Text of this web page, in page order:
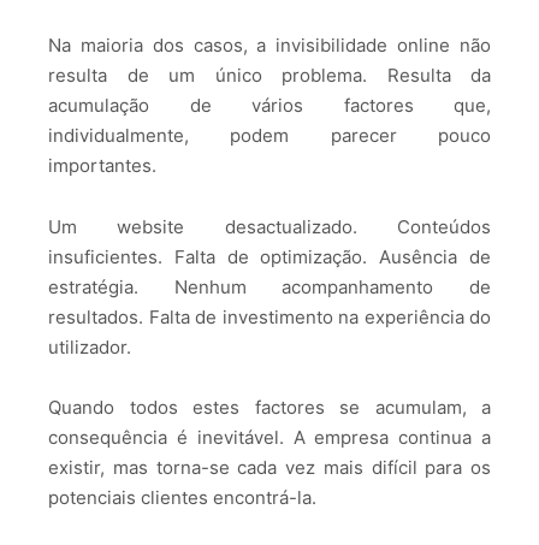
Na maioria dos casos, a invisibilidade online não
resulta de um único problema. Resulta da
acumulação de vários factores que,
individualmente, podem parecer pouco
importantes.
Um website desactualizado. Conteúdos
insuficientes. Falta de optimização. Ausência de
estratégia. Nenhum acompanhamento de
resultados. Falta de investimento na experiência do
utilizador.
Quando todos estes factores se acumulam, a
consequência é inevitável. A empresa continua a
existir, mas torna-se cada vez mais difícil para os
potenciais clientes encontrá-la.